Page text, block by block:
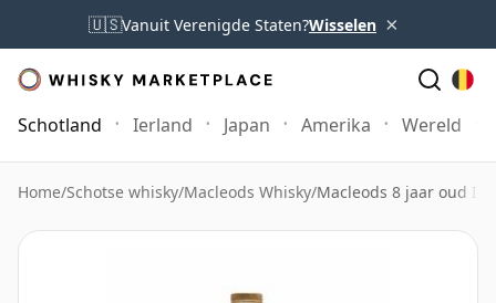
🇺🇸Vanuit Verenigde Staten?Wisselen ×
Schotland Ierland Japan Amerika Wereld
Home/Schotse whisky/Macleods Whisky/Macleods 8 jaar oud